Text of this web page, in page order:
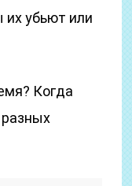
их убьют или
Когда